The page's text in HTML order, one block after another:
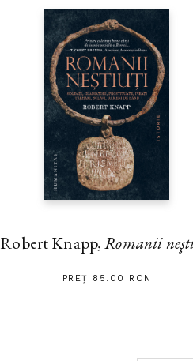
Robert Knapp,Romanii
PREȚ 85.00 RON